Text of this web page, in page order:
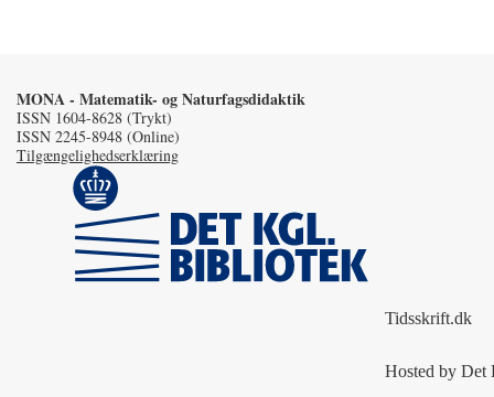
MONA - Matematik- og Naturfagsdidaktik
ISSN 1604-8628 (Trykt)
ISSN 2245-8948 (Online)
Tilgængelighedserklæring